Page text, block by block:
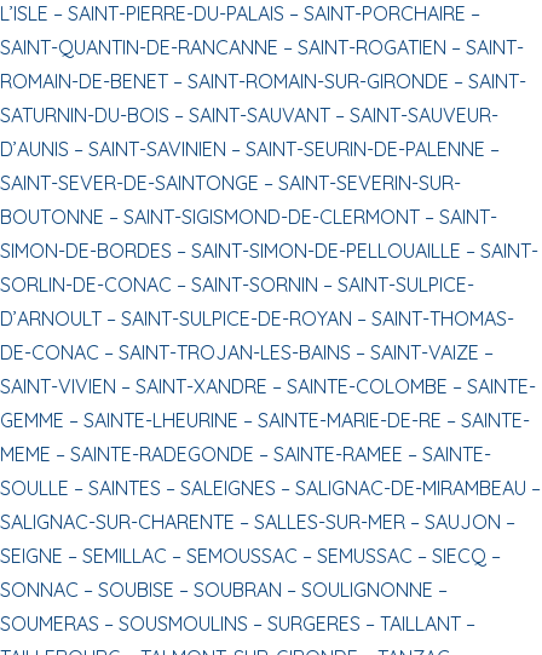
L’ISLE – SAINT-PIERRE-DU-PALAIS – SAINT-PORCHAIRE –
SAINT-QUANTIN-DE-RANCANNE – SAINT-ROGATIEN – SAINT-
ROMAIN-DE-BENET – SAINT-ROMAIN-SUR-GIRONDE – SAINT-
SATURNIN-DU-BOIS – SAINT-SAUVANT – SAINT-SAUVEUR-
D’AUNIS – SAINT-SAVINIEN – SAINT-SEURIN-DE-PALENNE –
SAINT-SEVER-DE-SAINTONGE – SAINT-SEVERIN-SUR-
BOUTONNE – SAINT-SIGISMOND-DE-CLERMONT – SAINT-
SIMON-DE-BORDES – SAINT-SIMON-DE-PELLOUAILLE – SAINT-
SORLIN-DE-CONAC – SAINT-SORNIN – SAINT-SULPICE-
D’ARNOULT – SAINT-SULPICE-DE-ROYAN – SAINT-THOMAS-
DE-CONAC – SAINT-TROJAN-LES-BAINS – SAINT-VAIZE –
SAINT-VIVIEN – SAINT-XANDRE – SAINTE-COLOMBE – SAINTE-
GEMME – SAINTE-LHEURINE – SAINTE-MARIE-DE-RE – SAINTE-
MEME – SAINTE-RADEGONDE – SAINTE-RAMEE – SAINTE-
SOULLE – SAINTES – SALEIGNES – SALIGNAC-DE-MIRAMBEAU –
SALIGNAC-SUR-CHARENTE – SALLES-SUR-MER – SAUJON –
SEIGNE – SEMILLAC – SEMOUSSAC – SEMUSSAC – SIECQ –
SONNAC – SOUBISE – SOUBRAN – SOULIGNONNE –
SOUMERAS – SOUSMOULINS – SURGERES – TAILLANT –